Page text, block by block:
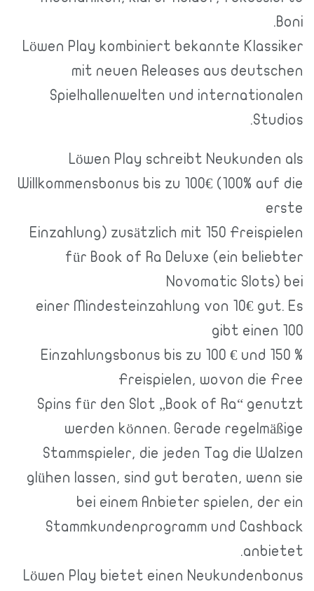
Boni.
Löwen Play kombiniert bekannte Klassiker
mit neuen Releases aus deutschen
Spielhallenwelten und internationalen
Studios.
Löwen Play schreibt Neukunden als
Willkommensbonus bis zu 100€ (100% auf die
erste
Einzahlung) zusätzlich mit 150 Freispielen
für Book of Ra Deluxe (ein beliebter
Novomatic Slots) bei
einer Mindesteinzahlung von 10€ gut. Es
gibt einen 100
% Einzahlungsbonus bis zu 100 € und 150
Freispielen, wovon die Free
Spins für den Slot „Book of Ra“ genutzt
werden können. Gerade regelmäßige
Stammspieler, die jeden Tag die Walzen
glühen lassen, sind gut beraten, wenn sie
bei einem Anbieter spielen, der ein
Stammkundenprogramm und Cashback
anbietet.
Löwen Play bietet einen Neukundenbonus